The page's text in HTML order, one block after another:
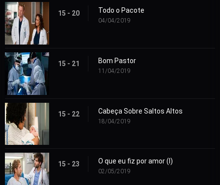
15 - 20 Todo o Pacote
04/04/2019
15 - 21 Bom Pastor
11/04/2019
15 - 22 Cabeça Sobre Saltos Altos
18/04/2019
15 - 23 O que eu fiz por amor (I)
02/05/2019